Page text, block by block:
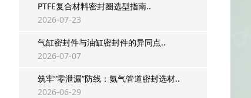
PTFE复合材料密封圈选型指南..
2026-07-23
气缸密封件与油缸密封件的异同点..
2026-07-07
筑牢“零泄漏”防线：氨气管道密封选材..
2026-06-29
方型组合圈
阶梯型组合
星型双O组合